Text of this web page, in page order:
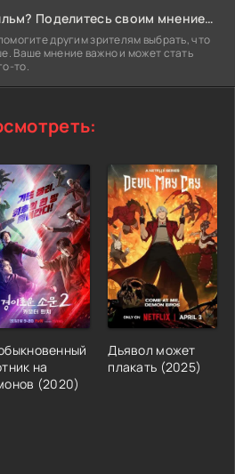
Понравился фильм? Поделитесь своим мнением!
другим зрителям выбрать, что
Ваше мнение важно и может стать
то.
на
(2020)
Дьявол может
плакать (2025)